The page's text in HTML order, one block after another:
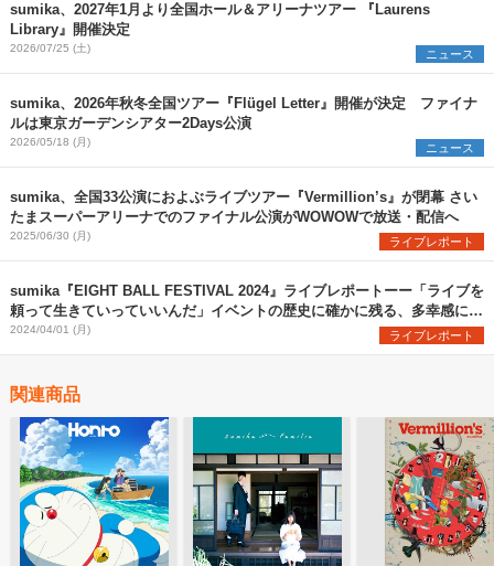
sumika、2027年1月より全国ホール＆アリーナツアー 『Laurens
Library』開催決定
2026/07/25 (土) ニュース
sumika、2026年秋冬全国ツアー『Flügel Letter』開催が決定 ファイナ
ルは東京ガーデンシアター2Days公演
2026/05/18 (月) ニュース
sumika、全国33公演におよぶライブツアー『Vermillion’s』が閉幕 さい
たまスーパーアリーナでのファイナル公演がWOWOWで放送・配信へ
2025/06/30 (月) ライブレポート
sumika『EIGHT BALL FESTIVAL 2024』ライブレポートーー「ライブを
頼って生きていっていいんだ」イベントの歴史に確かに残る、多幸感に満
ちた瞬間を目撃
2024/04/01 (月) ライブレポート
関連商品